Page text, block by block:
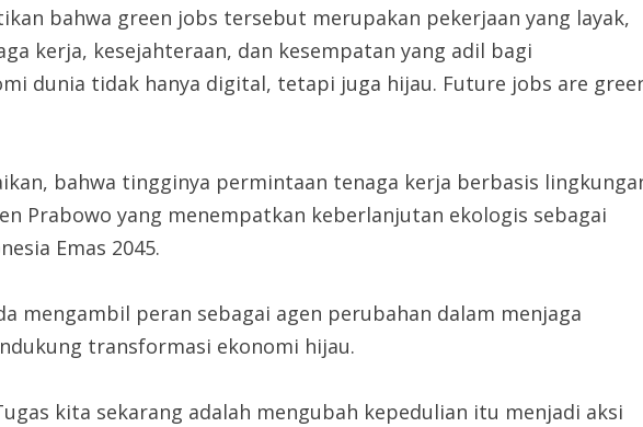
bahwa green jobs tersebut merupakan pekerjaan yang layak,
kerja, kesejahteraan, dan kesempatan yang adil bagi
dunia tidak hanya digital, tetapi juga hijau. Future jobs are
bahwa tingginya permintaan tenaga kerja berbasis
Prabowo yang menempatkan keberlanjutan ekologis sebagai
Emas 2045.
mengambil peran sebagai agen perubahan dalam menjaga
transformasi ekonomi hijau.
kita sekarang adalah mengubah kepedulian itu menjadi aksi